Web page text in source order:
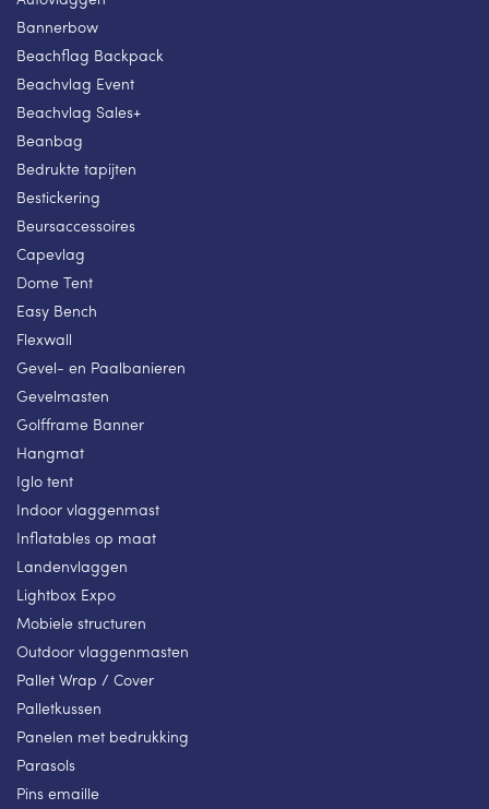
Bannerbow
Beachflag Backpack
Beachvlag Event
Beachvlag Sales+
Beanbag
Bedrukte tapijten
Bestickering
Beursaccessoires
Capevlag
Dome Tent
Easy Bench
Flexwall
Gevel- en Paalbanieren
Gevelmasten
Golfframe Banner
Hangmat
Iglo tent
Indoor vlaggenmast
Inflatables op maat
Landenvlaggen
Lightbox Expo
Mobiele structuren
Outdoor vlaggenmasten
Pallet Wrap / Cover
Palletkussen
Panelen met bedrukking
Parasols
Pins emaille